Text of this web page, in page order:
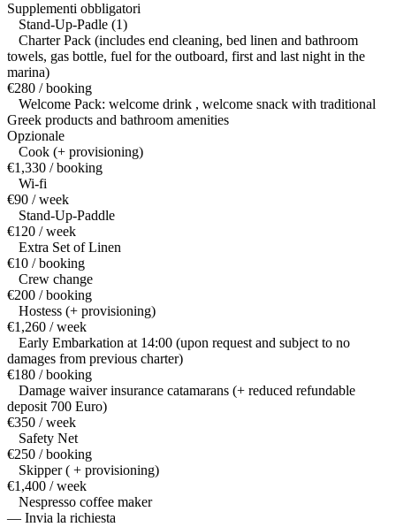
Supplementi obbligatori
Stand-Up-Padle (1)
Charter Pack (includes end cleaning, bed linen and bathroom
towels, gas bottle, fuel for the outboard, first and last night in the
marina)
€280 / booking
Welcome Pack: welcome drink , welcome snack with traditional
Greek products and bathroom amenities
Opzionale
Cook (+ provisioning)
€1,330 / booking
Wi-fi
€90 / week
Stand-Up-Paddle
€120 / week
Extra Set of Linen
€10 / booking
Crew change
€200 / booking
Hostess (+ provisioning)
€1,260 / week
Early Embarkation at 14:00 (upon request and subject to no
damages from previous charter)
€180 / booking
Damage waiver insurance catamarans (+ reduced refundable
deposit 700 Euro)
€350 / week
Safety Net
€250 / booking
Skipper ( + provisioning)
€1,400 / week
Nespresso coffee maker
— Invia la richiesta